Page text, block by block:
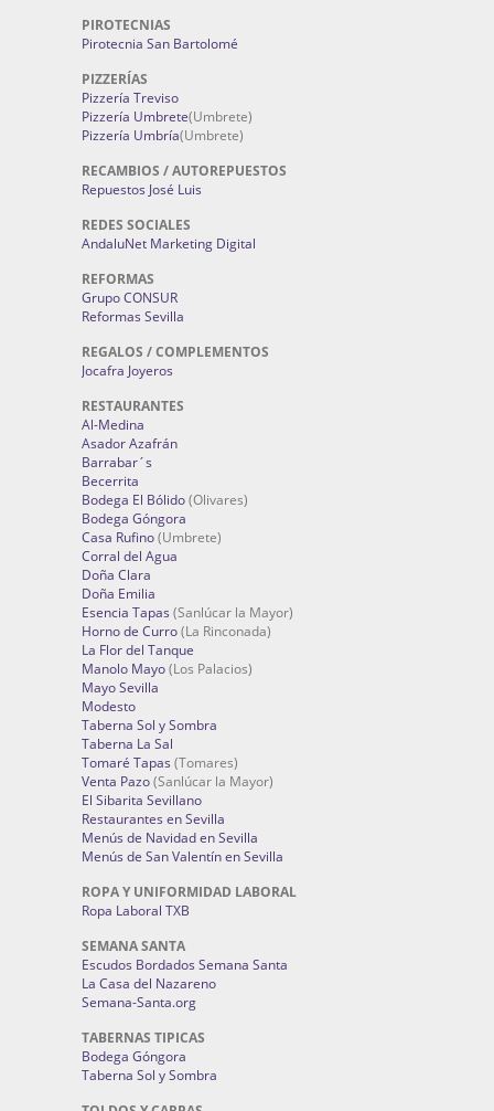
PIROTECNIAS
Pirotecnia San Bartolomé
PIZZERÍAS
Pizzería Treviso
Pizzería Umbrete(Umbrete)
Pizzería Umbría(Umbrete)
RECAMBIOS / AUTOREPUESTOS
Repuestos José Luis
REDES SOCIALES
AndaluNet Marketing Digital
REFORMAS
Grupo CONSUR
Reformas Sevilla
REGALOS / COMPLEMENTOS
Jocafra Joyeros
RESTAURANTES
Al-Medina
Asador Azafrán
Barrabar´s
Becerrita
Bodega El Bólido(Olivares)
Bodega Góngora
Casa Rufino(Umbrete)
Corral del Agua
Doña Clara
Doña Emilia
Esencia Tapas (Sanlúcar la Mayor)
Horno de Curro(La Rinconada)
La Flor del Tanque
Manolo Mayo(Los Palacios)
Mayo Sevilla
Modesto
Taberna Sol y Sombra
Taberna La Sal
Tomaré Tapas (Tomares)
Venta Pazo(Sanlúcar la Mayor)
El Sibarita Sevillano
Restaurantes en Sevilla
Menús de Navidad en Sevilla
Menús de San Valentín en Sevilla
ROPA Y UNIFORMIDAD LABORAL
Ropa Laboral TXB
SEMANA SANTA
Escudos Bordados Semana Santa
La Casa del Nazareno
Semana-Santa.org
TABERNAS TIPICAS
Bodega Góngora
Taberna Sol y Sombra